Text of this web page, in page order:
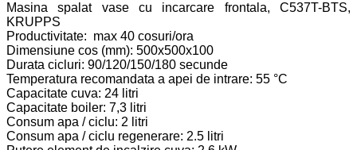
Masina spalat vase cu incarcare frontala, C537T-BTS,
KRUPPS
Productivitate: max 40 cosuri/ora
Dimensiune cos (mm): 500x500x100
Durata cicluri: 90/120/150/180 secunde
Temperatura recomandata a apei de intrare: 55 °C
Capacitate cuva: 24 litri
Capacitate boiler: 7,3 litri
Consum apa / ciclu: 2 litri
Consum apa / ciclu regenerare: 2.5 litri